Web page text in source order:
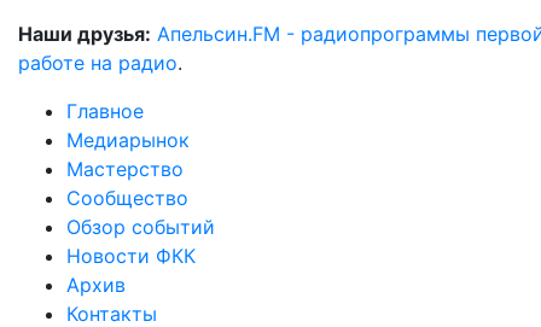
Наши друзья: Апельсин.FM - радиопрограммы
работе на радио.
Главное
Медиарынок
Мастерство
Сообщество
Обзор событий
Новости ФКК
Архив
Контакты